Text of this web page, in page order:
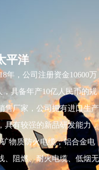
平洋
年，公司注册资金10600万
，具备年产10亿人民币的规
售厂家，公司拥有进口生产
具有较强的新品研发能力，
物质防火电缆，铝合金电
、阻燃、耐火电缆、低烟无